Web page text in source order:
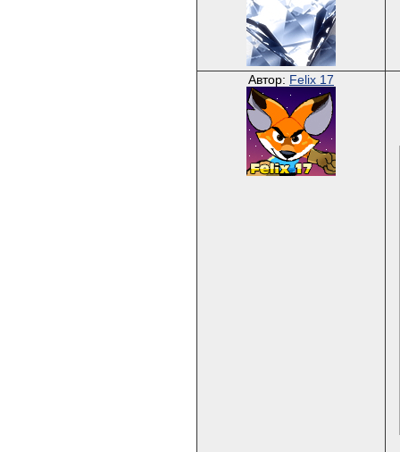
Автор: Felix 17